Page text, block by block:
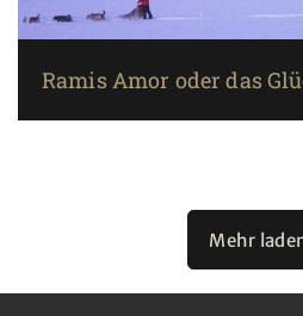
Ramis Amor oder das
Mehr